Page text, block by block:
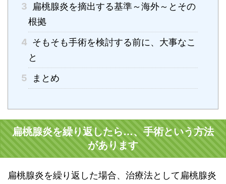
3
扁桃腺炎を摘出する基準～海外～とその
根拠
4 そもそも手術を検討する前に、大事なこ
と
5
まとめ
扁桃腺炎を繰り返したら…、手術という方法
があります
扁桃腺炎を繰り返した場合、治療法として扁桃腺炎